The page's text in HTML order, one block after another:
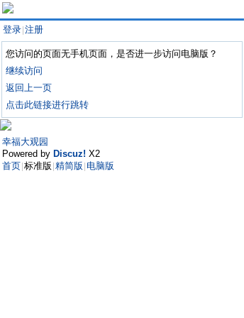
登录 注册
您访问的页面无手机页面，是否进一步访问电脑版？
继续访问
返回上一页
点击此链接进行跳转
幸福大观园
Powered by Discuz! X2
首页 标准版 精简版 电脑版